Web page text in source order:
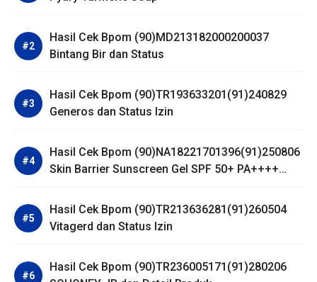
Hasil Cek Bpom (90)MD213182000200037
Bintang Bir dan Status
Hasil Cek Bpom (90)TR193633201(91)240829
Generos dan Status Izin
Hasil Cek Bpom (90)NA18221701396(91)250806
Skin Barrier Sunscreen Gel SPF 50+ PA++++
Hasil Cek Bpom (90)TR213636281(91)260504
Vitagerd dan Status Izin
Hasil Cek Bpom (90)TR236005171(91)280206